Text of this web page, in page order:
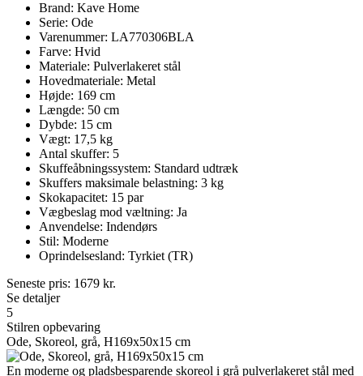
Brand: Kave Home
Serie: Ode
Varenummer: LA770306BLA
Farve: Hvid
Materiale: Pulverlakeret stål
Hovedmateriale: Metal
Højde: 169 cm
Længde: 50 cm
Dybde: 15 cm
Vægt: 17,5 kg
Antal skuffer: 5
Skuffeåbningssystem: Standard udtræk
Skuffers maksimale belastning: 3 kg
Skokapacitet: 15 par
Vægbeslag mod væltning: Ja
Anvendelse: Indendørs
Stil: Moderne
Oprindelsesland: Tyrkiet (TR)
Seneste pris: 1679 kr.
Se detaljer
5
Stilren opbevaring
Ode, Skoreol, grå, H169x50x15 cm
En moderne og pladsbesparende skoreol i grå pulverlakeret stål med